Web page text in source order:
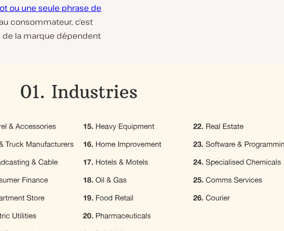
ou une seule phrase de
consommateur, c’est
la marque dépendent